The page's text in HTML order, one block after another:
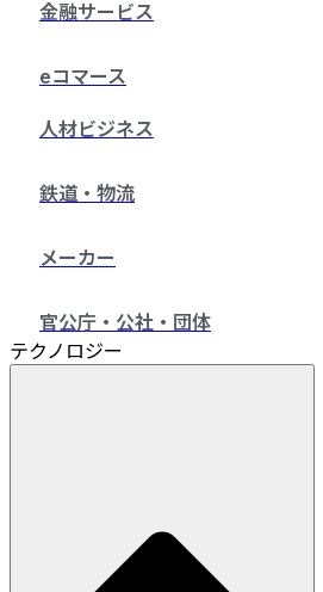
金融サービス
eコマース
人材ビジネス
鉄道・物流
メーカー
官公庁・公社・団体
テクノロジー